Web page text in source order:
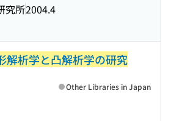
究所2004.4
解析学と凸解析学の研究
Other Libraries in Japan